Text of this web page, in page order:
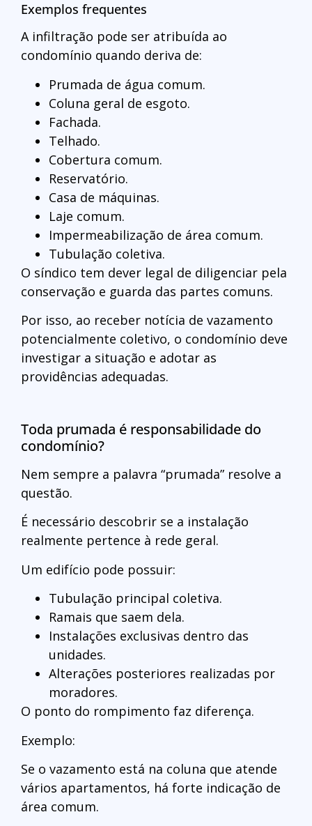
Exemplos frequentes
A infiltração pode ser atribuída ao
condomínio quando deriva de:
Prumada de água comum.
Coluna geral de esgoto.
Fachada.
Telhado.
Cobertura comum.
Reservatório.
Casa de máquinas.
Laje comum.
Impermeabilização de área comum.
Tubulação coletiva.
O síndico tem dever legal de diligenciar pela
conservação e guarda das partes comuns.
Por isso, ao receber notícia de vazamento
potencialmente coletivo, o condomínio deve
investigar a situação e adotar as
providências adequadas.
Toda prumada é responsabilidade do
condomínio?
Nem sempre a palavra “prumada” resolve a
questão.
É necessário descobrir se a instalação
realmente pertence à rede geral.
Um edifício pode possuir:
Tubulação principal coletiva.
Ramais que saem dela.
Instalações exclusivas dentro das
unidades.
Alterações posteriores realizadas por
moradores.
O ponto do rompimento faz diferença.
Exemplo:
Se o vazamento está na coluna que atende
vários apartamentos, há forte indicação de
área comum.